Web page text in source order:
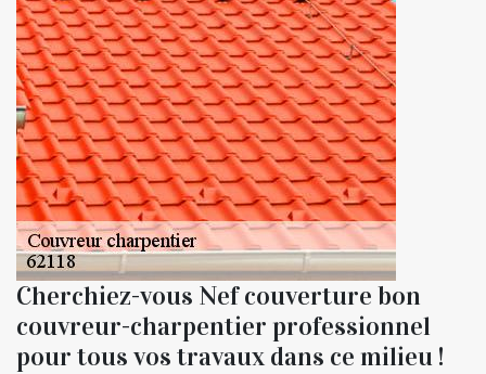
Cherchiez-vous Nef couverture bon
couvreur-charpentier professionnel
pour tous vos travaux dans ce milieu !